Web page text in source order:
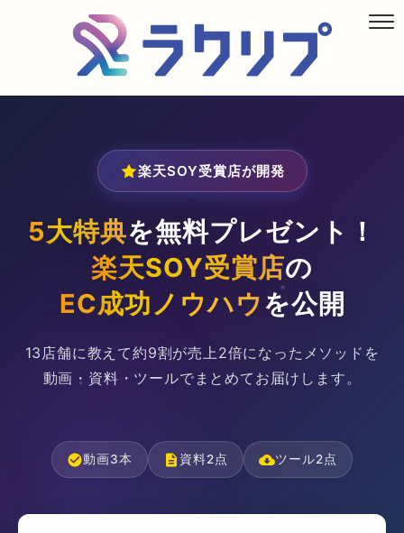
楽天SOY受賞店が開発
5大特典を無料プレゼント！
楽天SOY受賞店の
EC成功ノウハウ を公開
13店舗に教えて約9割が売上2倍になったメソッドを
動画・資料・ツールでまとめてお届けします。
動画3本 資料2点 ツール2点